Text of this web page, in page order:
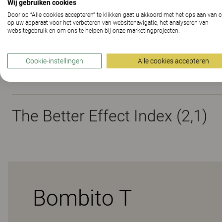
Materialen
Downloads (2)
The Better Effect Index (2,1)
Bombito T
Wij gebruiken cookies
Door op “Alle cookies accepteren” te klikken gaat u akkoord met het opslaan van
op uw apparaat voor het verbeteren van websitenavigatie, het analyseren van
websitegebruik en om ons te helpen bij onze marketingprojecten.
Cookie-instellingen Alle cookies accepteren